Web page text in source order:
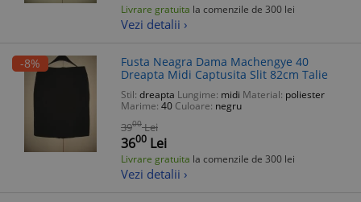
Livrare gratuita la comenzile de 300 lei
Vezi detalii ›
-8%
Fusta Neagra Dama Machengye 40
Dreapta Midi Captusita Slit 82cm Talie
Stil: dreapta Lungime: midi Material: poliester
Marime: 40 Culoare: negru
3900 Lei
3600 Lei
Livrare gratuita la comenzile de 300 lei
Vezi detalii ›